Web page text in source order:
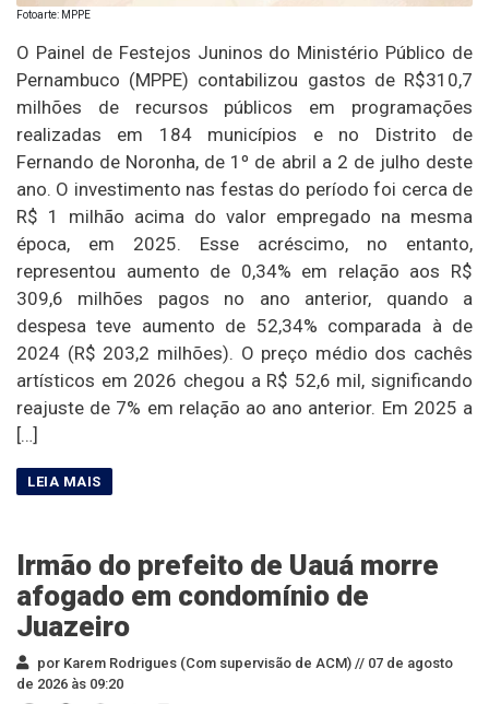
Fotoarte: MPPE
O Painel de Festejos Juninos do Ministério Público de
Pernambuco (MPPE) contabilizou gastos de R$310,7
milhões de recursos públicos em programações
realizadas em 184 municípios e no Distrito de
Fernando de Noronha, de 1º de abril a 2 de julho deste
ano. O investimento nas festas do período foi cerca de
R$ 1 milhão acima do valor empregado na mesma
época, em 2025. Esse acréscimo, no entanto,
representou aumento de 0,34% em relação aos R$
309,6 milhões pagos no ano anterior, quando a
despesa teve aumento de 52,34% comparada à de
2024 (R$ 203,2 milhões). O preço médio dos cachês
artísticos em 2026 chegou a R$ 52,6 mil, significando
reajuste de 7% em relação ao ano anterior. Em 2025 a
[…]
Irmão do prefeito de Uauá morre
afogado em condomínio de
Juazeiro
por Karem Rodrigues (Com supervisão de ACM) // 07 de agosto
de 2026 às 09:20